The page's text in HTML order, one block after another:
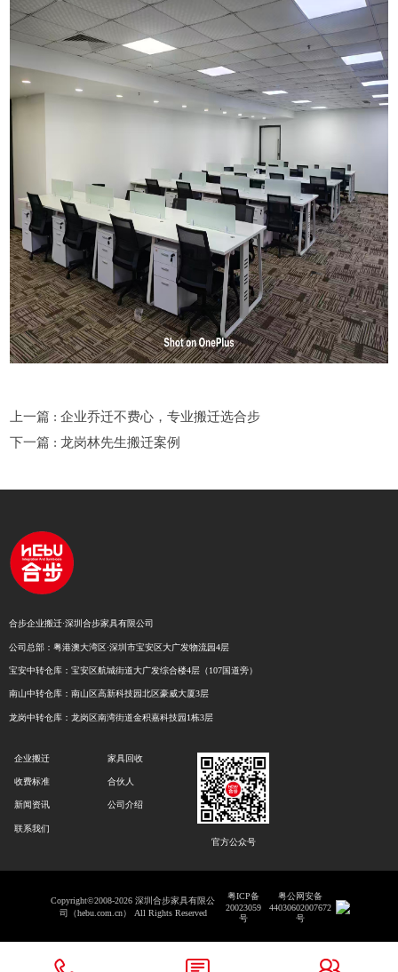
上一篇 : 企业乔迁不费心，专业搬迁选合步
下一篇 : 龙岗林先生搬迁案例
合步企业搬迁·深圳合步家具有限公司
公司总部：粤港澳大湾区·深圳市宝安区大广发物流园4层
宝安中转仓库：宝安区航城街道大广发综合楼4层（107国道旁）
南山中转仓库：南山区高新科技园北区豪威大厦3层
龙岗中转仓库：龙岗区南湾街道金积嘉科技园1栋3层
企业搬迁
收费标准
新闻资讯
联系我们
家具回收
合伙人
公司介绍
官方公众号
Copyright©2008-2026 深圳合步家具有限公
司（hebu.com.cn） All Rights Reserved
粤ICP备
20023059
号
粤公网安备
44030602007672
号